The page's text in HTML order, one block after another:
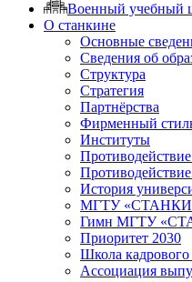
Военный учебный
О станкине
Основные
Сведения об
Структура
Стратегия
Партнёрства
Фирменный
Институты
История
МГТУ
Гимн МГТУ
Приоритет 2030
Школа кадрового
Ассоциация